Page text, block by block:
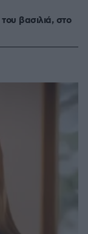
βασιλιά, στο